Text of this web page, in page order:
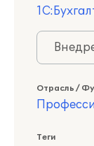
Отрасль /
Теги